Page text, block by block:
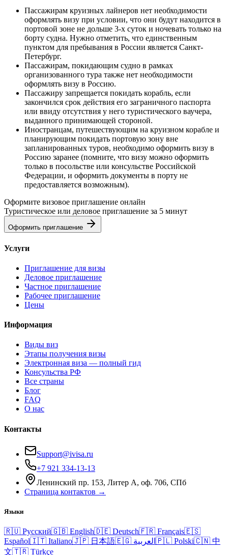
Пассажирам круизных лайнеров нет необходимости
оформлять визу при условии, что они будут находится в
портовой зоне не дольше 3-х суток и ночевать только на
борту судна. Нужно отметить, что единственным
пунктом для пребывания в России является Санкт-
Петербург.
Пассажирам, покидающим судно в рамках
организованного тура также нет необходимости
оформлять визу в Россию.
Пассажиру запрещается покидать корабль, если
закончился срок действия его заграничного паспорта
или ввиду отсутствия у него туристического ваучера,
выданного принимающей стороной.
Иностранцам, путешествующим на круизном корабле и
планирующим покидать портовую зону вне
запланированных туров, необходимо оформить визу в
Россию заранее (помните, что визу можно оформить
только в посольстве или консульстве Российской
Федерации, и оформить документы в порту не
предоставляется возможным).
Оформите визовое приглашение онлайн
Туристическое или деловое приглашение за 5 минут
Оформить приглашение
Услуги
Приглашение для визы
Деловое приглашение
Частное приглашение
Рабочее приглашение
Цены
Информация
Виды виз
Этапы получения визы
Электронная виза — полный гид
Консульства РФ
Все страны
Блог
FAQ
О нас
Контакты
Support@ivisa.ru
+7 921 334-13-13
Ленинский пр. 153, Литер А, оф. 706, СПб
Страница контактов →
Языки
🇷🇺 Русский🇬🇧 English🇩🇪 Deutsch🇫🇷 Français🇪🇸
Español🇮🇹 Italiano🇯🇵 日本語🇪🇬 العربية 🇵🇱 Polski🇨🇳 中
文🇹🇷 Türkçe